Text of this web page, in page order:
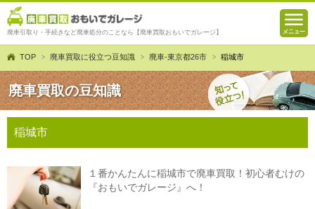
廃車引取り・手続きなど廃車処分のことなら【廃車買取おもいでガレージ】
TOP 廃車買取に役立つ豆知識 廃車-東京都26市 稲城市
廃車買取の豆知識
稲城市
１番かんたんに稲城市で廃車買取！初心者むけの
『おもいでガレージ』へ！